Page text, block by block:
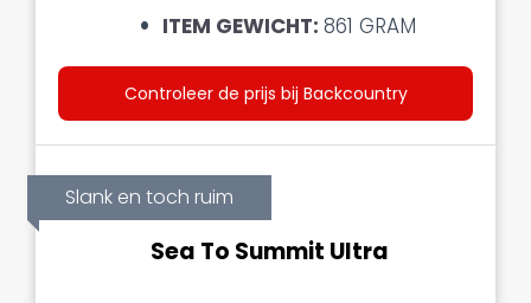
ITEM GEWICHT: 861 GRAM
Controleer de prijs bij Backcountry
Slank en toch ruim
Sea To Summit Ultra